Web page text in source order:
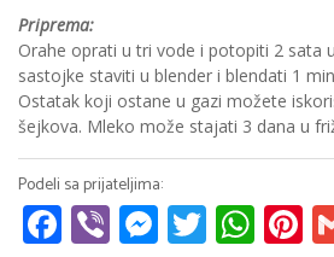
Priprema:
Orahe oprati u tri vode i potopiti 2 sata
sastojke staviti u blender i blendati 1
Ostatak koji ostane u gazi možete
šejkova. Mleko može stajati 3 dana u
Facebook
ViberMessenger
Twitter